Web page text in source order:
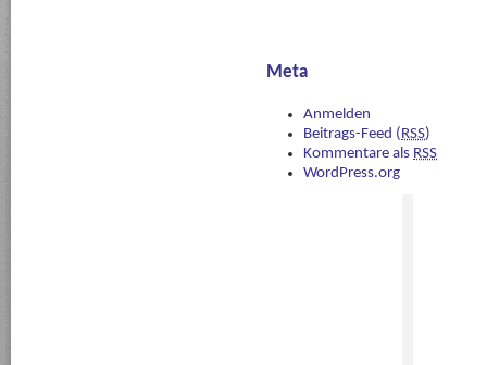
Meta
Anmelden
Beitrags-Feed (RSS)
Kommentare als RSS
WordPress.org